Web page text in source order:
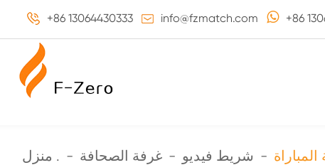
+86 13064430333 info@fzmatch.com +86
منزل . غرفة الصحافة شريط فيديو